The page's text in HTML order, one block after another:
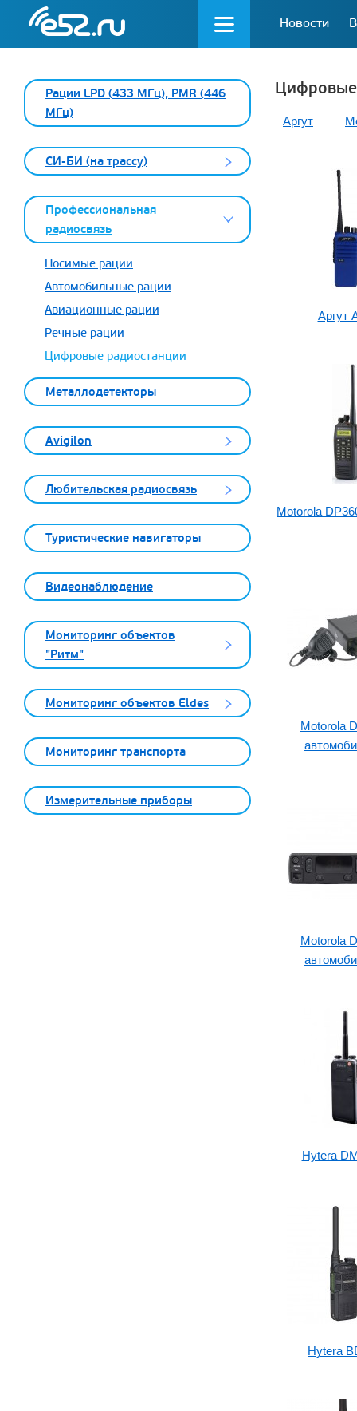
Новости
Рации LPD (433 МГц), PMR (446
МГц)
СИ-БИ (на трассу)
Профессиональная
радиосвязь
Носимые рации
Автомобильные рации
Авиационные рации
Речные рации
Цифровые радиостанции
Металлодетекторы
Avigilon
Любительская радиосвязь
Туристические навигаторы
Видеонаблюдение
Мониторинг объектов
"Ритм"
Мониторинг объектов Eldes
Мониторинг транспорта
Измерительные приборы
Цифровые
Аргут
Аргут
Motorola
Motorola
Motorola
Hytera
Hytera